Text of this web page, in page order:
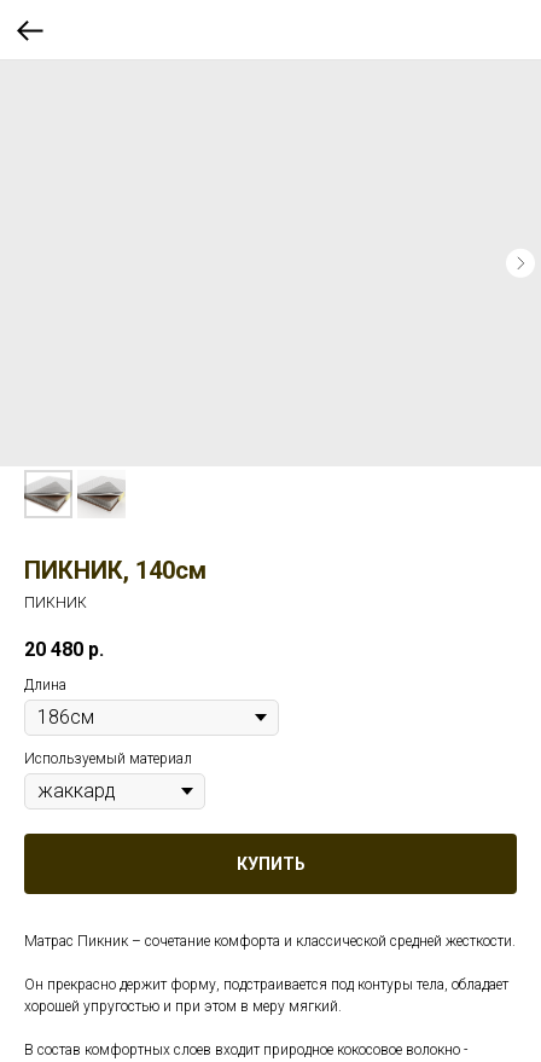
ПИКНИК, 140см
ПИКНИК
20 480 р.
Длина
Используемый материал
КУПИТЬ
Матрас Пикник – сочетание комфорта и классической средней жесткости.
Он прекрасно держит форму, подстраивается под контуры тела, обладает
хорошей упругостью и при этом в меру мягкий.
В состав комфортных слоев входит природное кокосовое волокно -